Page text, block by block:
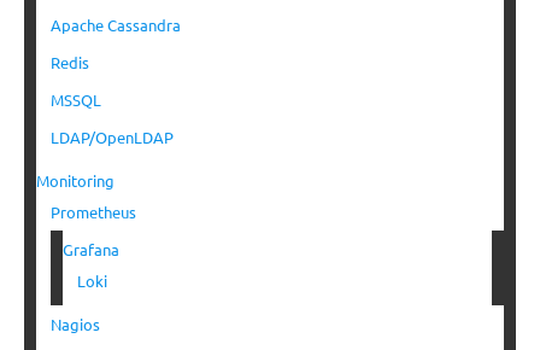
Apache Cassandra
Redis
MSSQL
LDAP/OpenLDAP
Monitoring
Prometheus
Grafana
Loki
Nagios